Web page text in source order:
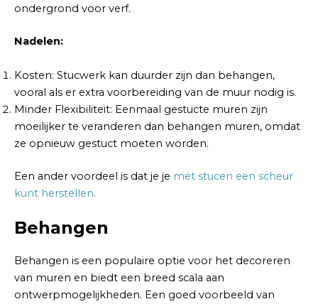
ondergrond voor verf.
Nadelen:
Kosten: Stucwerk kan duurder zijn dan behangen,
vooral als er extra voorbereiding van de muur nodig is.
Minder Flexibiliteit: Eenmaal gestucte muren zijn
moeilijker te veranderen dan behangen muren, omdat
ze opnieuw gestuct moeten worden.
Een ander voordeel is dat je je met stucen een scheur
kunt herstellen.
Behangen
Behangen is een populaire optie voor het decoreren
van muren en biedt een breed scala aan
ontwerpmogelijkheden. Een goed voorbeeld van